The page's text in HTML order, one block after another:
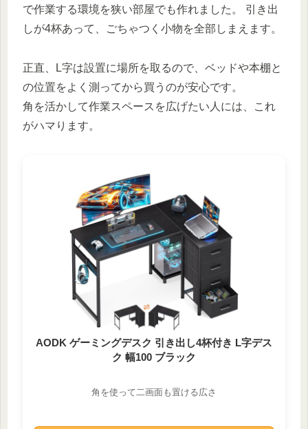
で作業する環境を狭い部屋でも作れました。 引き出
しが4杯あって、ごちゃつく小物を全部しまえます。
正直、L字は設置に場所を取るので、ベッドや本棚と
の位置をよく測ってから買うのが安心です。
角を活かして作業スペースを広げたい人には、これ
がハマります。
AODK ゲーミングデスク 引き出し4杯付き L字デス
ク 幅100 ブラック
角を使って二画面も置ける広さ